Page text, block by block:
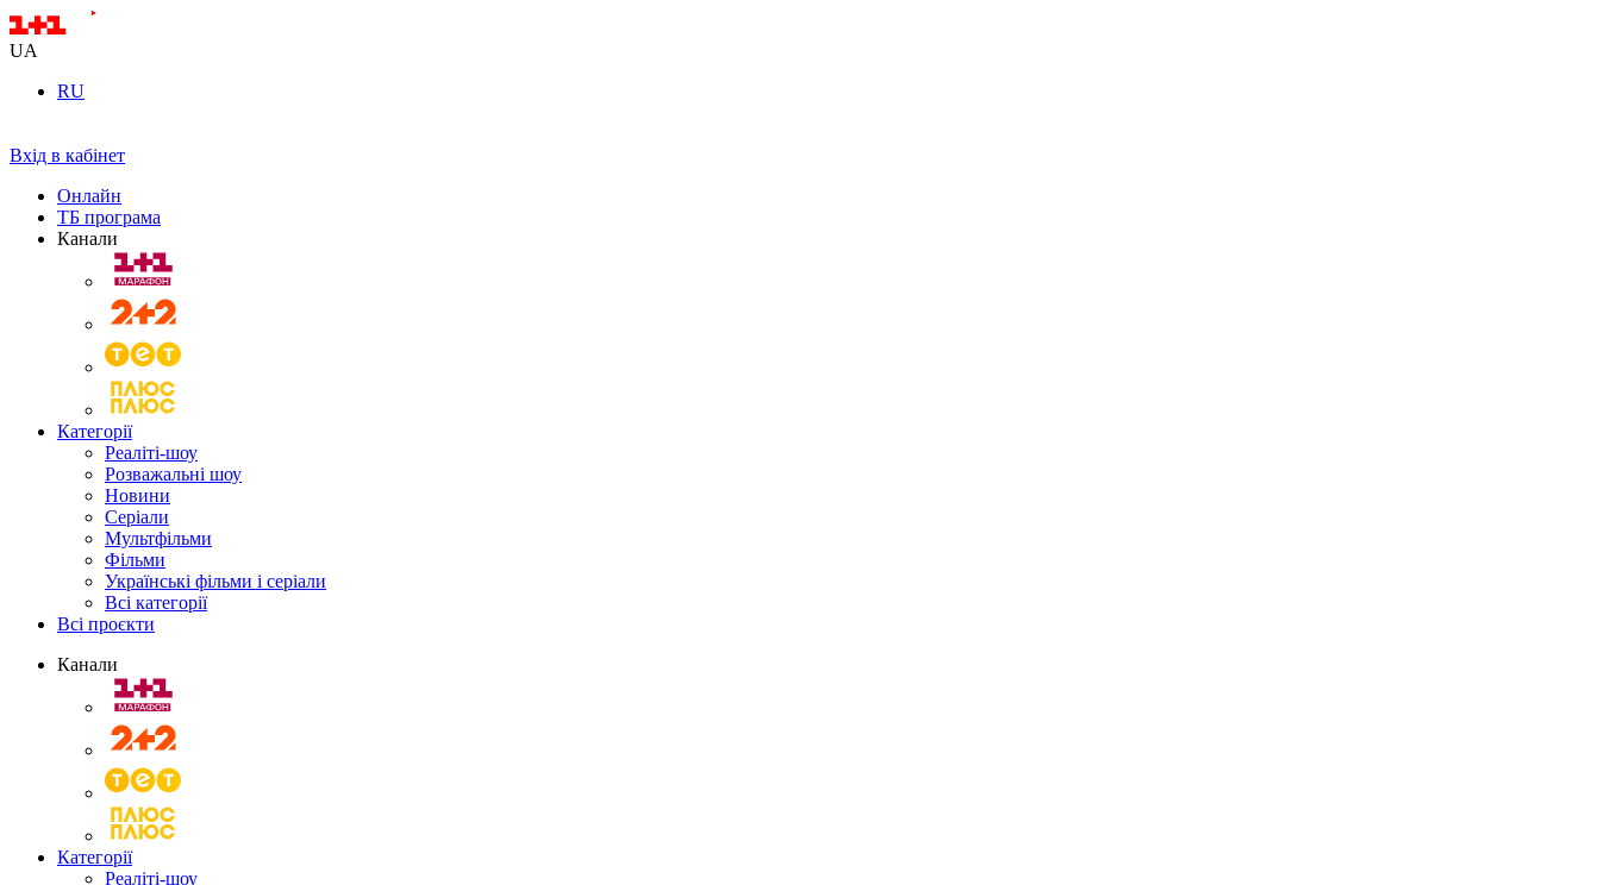
UA
RU
Вхід в кабінет
Онлайн
ТБ програма
Канали
Категорії
Реаліті-шоу
Розважальні шоу
Новини
Серіали
Мультфільми
Фільми
Українські фільми і серіали
Всі категорії
Всі проєкти
Канали
Категорії
Реаліті-шоу